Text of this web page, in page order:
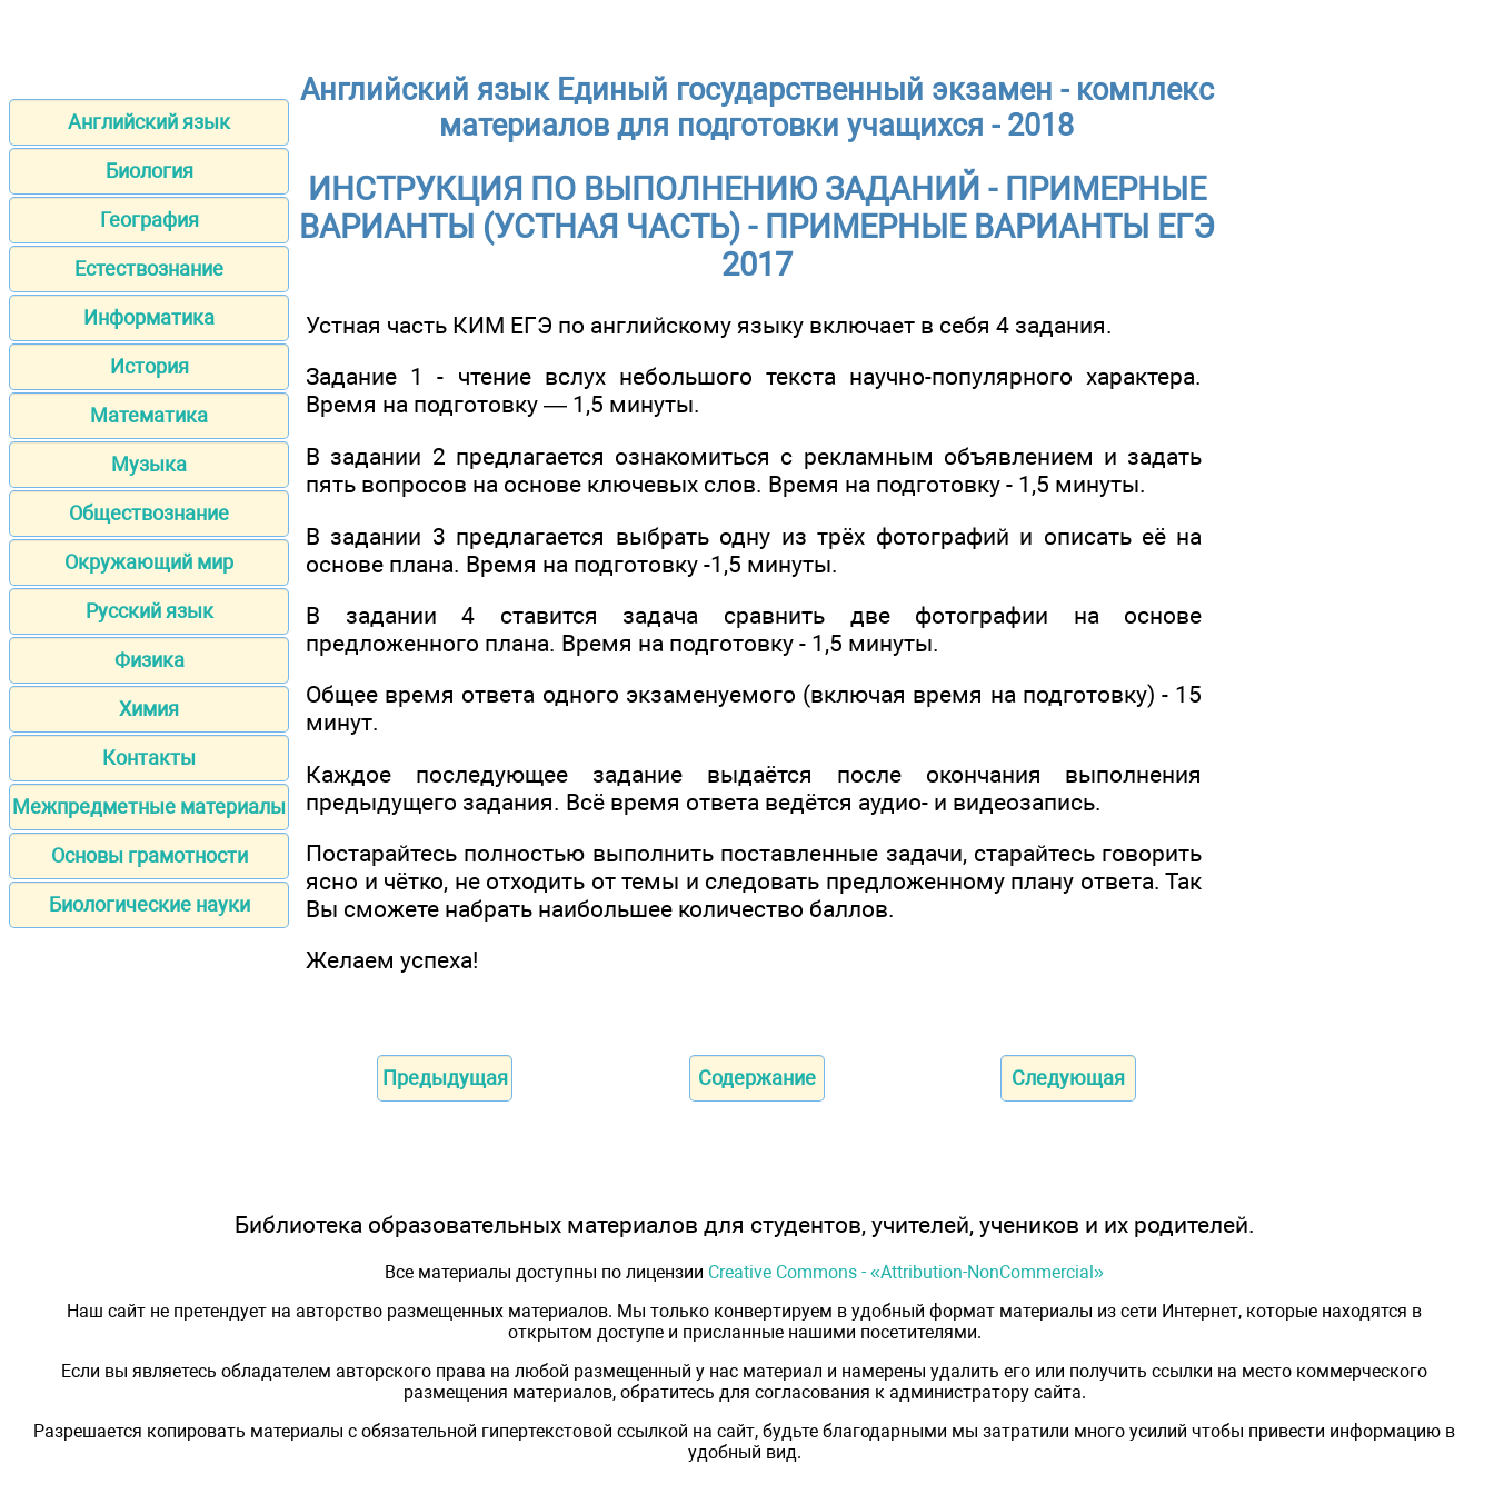
Английский язык
Биология
География
Естествознание
Информатика
История
Математика
Музыка
Обществознание
Окружающий мир
Русский язык
Физика
Химия
Контакты
Межпредметные материалы
Основы грамотности
Биологические науки
Английский язык Единый государственный экзамен - комплекс
материалов для подготовки учащихся - 2018
ИНСТРУКЦИЯ ПО ВЫПОЛНЕНИЮ ЗАДАНИЙ - ПРИМЕРНЫЕ
ВАРИАНТЫ (УСТНАЯ ЧАСТЬ) - ПРИМЕРНЫЕ ВАРИАНТЫ ЕГЭ
2017
Устная часть КИМ ЕГЭ по английскому языку включает в себя 4 задания.
Задание 1 - чтение вслух небольшого текста научно-популярного характера.
Время на подготовку — 1,5 минуты.
В задании 2 предлагается ознакомиться с рекламным объявлением и задать
пять вопросов на основе ключевых слов. Время на подготовку - 1,5 минуты.
В задании 3 предлагается выбрать одну из трёх фотографий и описать её на
основе плана. Время на подготовку -1,5 минуты.
В задании 4 ставится задача сравнить две фотографии на основе
предложенного плана. Время на подготовку - 1,5 минуты.
Общее время ответа одного экзаменуемого (включая время на подготовку) - 15
минут.
Каждое последующее задание выдаётся после окончания выполнения
предыдущего задания. Всё время ответа ведётся аудио- и видеозапись.
Постарайтесь полностью выполнить поставленные задачи, старайтесь говорить
ясно и чётко, не отходить от темы и следовать предложенному плану ответа. Так
Вы сможете набрать наибольшее количество баллов.
Желаем успеха!
Предыдущая Содержание Следующая
Библиотека образовательных материалов для студентов, учителей, учеников и их родителей.
Все материалы доступны по лицензии Creative Commons - «Attribution-NonCommercial»
Наш сайт не претендует на авторство размещенных материалов. Мы только конвертируем в удобный формат материалы из сети Интернет, которые находятся в
открытом доступе и присланные нашими посетителями.
Если вы являетесь обладателем авторского права на любой размещенный у нас материал и намерены удалить его или получить ссылки на место коммерческого
размещения материалов, обратитесь для согласования к администратору сайта.
Разрешается копировать материалы с обязательной гипертекстовой ссылкой на сайт, будьте благодарными мы затратили много усилий чтобы привести информацию в
удобный вид.